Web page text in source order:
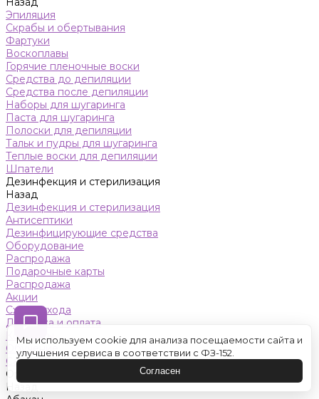
Эпиляция
Скрабы и обертывания
Фартуки
Воскоплавы
Горячие пленочные воски
Средства до депиляции
Средства после депиляции
Наборы для шугаринга
Паста для шугаринга
Полоски для депиляции
Тальк и пудры для шугаринга
Теплые воски для депиляции
Шпатели
Дезинфекция и стерилизация
Назад
Дезинфекция и стерилизация
Антисептики
Дезинфицирующие средства
Оборудование
Распродажа
Подарочные карты
Распродажа
Акции
Схемы ухода
Доставка и оплата
Контакты
Обучение
Салон красоты
Оренбург
Назад
Мы используем cookie для анализа посещаемости сайта и
улучшения сервиса в соответствии с ФЗ-152.
Согласен